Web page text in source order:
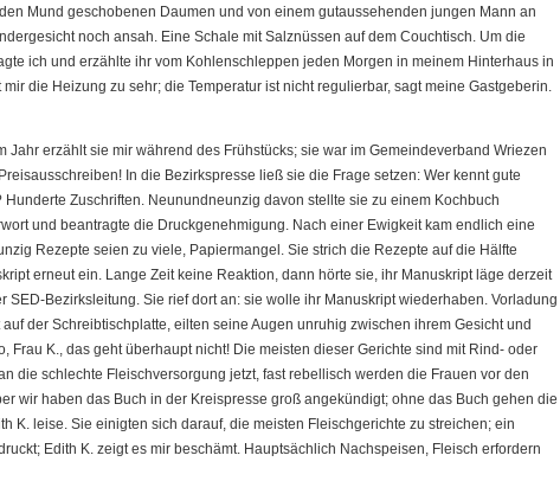
Mund geschobenen Daumen und von einem gutaussehenden jungen Mann an
noch ansah. Eine Schale mit Salznüssen auf dem Couchtisch. Um die
ich und erzählte ihr vom Kohlenschleppen jeden Morgen in meinem Hinterhaus in
die Heizung zu sehr; die Temperatur ist nicht regulierbar, sagt meine Gastgeberin.
Jahr erzählt sie mir während des Frühstücks; sie war im Gemeindeverband Wriezen
In die Bezirkspresse ließ sie die Frage setzen: Wer kennt gute
Hunderte Zuschriften. Neunundneunzig davon stellte sie zu einem Kochbuch
und beantragte die Druckgenehmigung. Nach einer Ewigkeit kam endlich eine
Rezepte seien zu viele, Papiermangel. Sie strich die Rezepte auf die Hälfte
erneut ein. Lange Zeit keine Reaktion, dann hörte sie, ihr Manuskript läge derzeit
SED-Bezirksleitung. Sie rief dort an: sie wolle ihr Manuskript wiederhaben. Vorladung
der Schreibtischplatte, eilten seine Augen unruhig zwischen ihrem Gesicht und
Frau K., das geht überhaupt nicht! Die meisten dieser Gerichte sind mit Rind- oder
die schlechte Fleischversorgung jetzt, fast rebellisch werden die Frauen vor den
wir haben das Buch in der Kreispresse groß angekündigt; ohne das Buch gehen die
K. leise. Sie einigten sich darauf, die meisten Fleischgerichte zu streichen; ein
Edith K. zeigt es mir beschämt. Hauptsächlich Nachspeisen, Fleisch erfordern